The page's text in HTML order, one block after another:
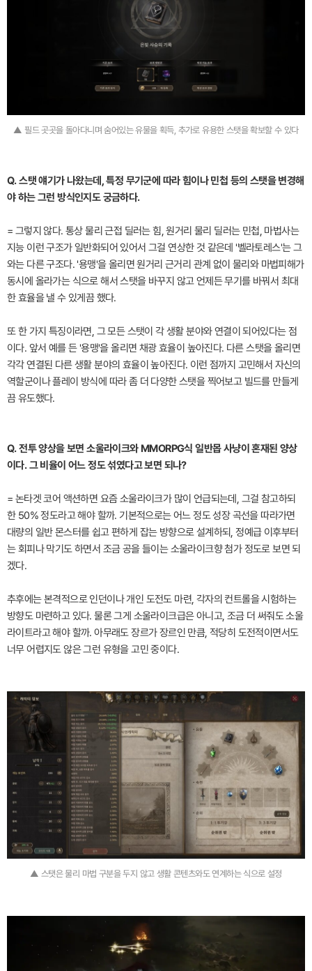
▲ 필드 곳곳을 돌아다니며 숨어있는 유물을 획득, 추가로 유용한 스탯을 확보할 수 있다
Q. 스탯 얘기가 나왔는데, 특정 무기군에 따라 힘이나 민첩 등의 스탯을 변경해
야 하는 그런 방식인지도 궁금하다.
= 그렇지 않다. 통상 물리 근접 딜러는 힘, 원거리 물리 딜러는 민첩, 마법사는
지능 이런 구조가 일반화되어 있어서 그걸 연상한 것 같은데 '벨라토레스'는 그
와는 다른 구조다. '용맹'을 올리면 원거리 근거리 관계 없이 물리와 마법피해가
동시에 올라가는 식으로 해서 스탯을 바꾸지 않고 언제든 무기를 바꿔서 최대
한 효율을 낼 수 있게끔 했다.
또 한 가지 특징이라면, 그 모든 스탯이 각 생활 분야와 연결이 되어있다는 점
이다. 앞서 예를 든 '용맹'을 올리면 채광 효율이 높아진다. 다른 스탯을 올리면
각각 연결된 다른 생활 분야의 효율이 높아진다. 이런 점까지 고민해서 자신의
역할군이나 플레이 방식에 따라 좀 더 다양한 스탯을 찍어보고 빌드를 만들게
끔 유도했다.
Q. 전투 양상을 보면 소울라이크와 MMORPG식 일반몹 사냥이 혼재된 양상
이다. 그 비율이 어느 정도 섞였다고 보면 되나?
= 논타겟 코어 액션하면 요즘 소울라이크가 많이 언급되는데, 그걸 참고하되
한 50% 정도라고 해야 할까. 기본적으로는 어느 정도 성장 곡선을 따라가면
대량의 일반 몬스터를 쉽고 편하게 잡는 방향으로 설계하되, 정예급 이후부터
는 회피나 막기도 하면서 조금 공을 들이는 소울라이크향 첨가 정도로 보면 되
겠다.
추후에는 본격적으로 인던이나 개인 도전도 마련, 각자의 컨트롤을 시험하는
방향도 마련하고 있다. 물론 그게 소울라이크급은 아니고, 조금 더 써줘도 소울
라이트라고 해야 할까. 아무래도 장르가 장르인 만큼, 적당히 도전적이면서도
너무 어렵지도 않은 그런 유형을 고민 중이다.
▲ 스탯은 물리 마법 구분을 두지 않고 생활 콘텐츠와도 연계하는 식으로 설정